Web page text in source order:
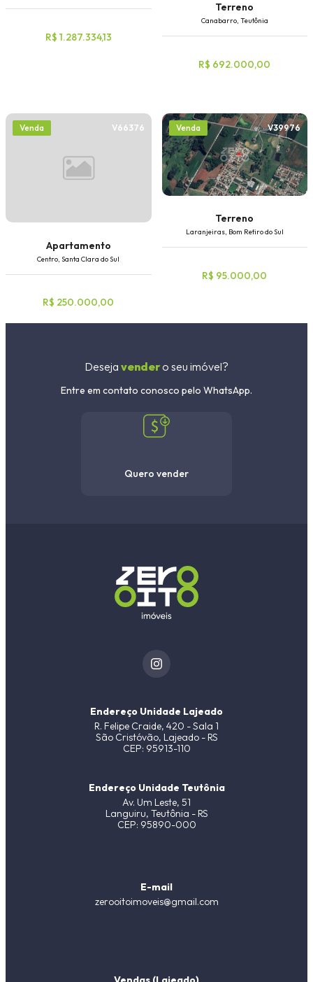
R$ 1.287.334,13
Terreno
Canabarro, Teutônia
R$ 692.000,00
Venda V66376
Apartamento
Centro, Santa Clara do Sul
R$ 250.000,00
Venda V39976
Terreno
Laranjeiras, Bom Retiro do Sul
R$ 95.000,00
Deseja vendero seu imóvel?
Entre em contato conosco pelo WhatsApp.
Quero vender
Endereço Unidade Lajeado
R. Felipe Craide, 420 - Sala 1
São Cristóvão, Lajeado - RS
CEP: 95913-110
Endereço Unidade Teutônia
Av. Um Leste, 51
Languiru, Teutônia - RS
CEP: 95890-000
E-mail
zerooitoimoveis@gmail.com